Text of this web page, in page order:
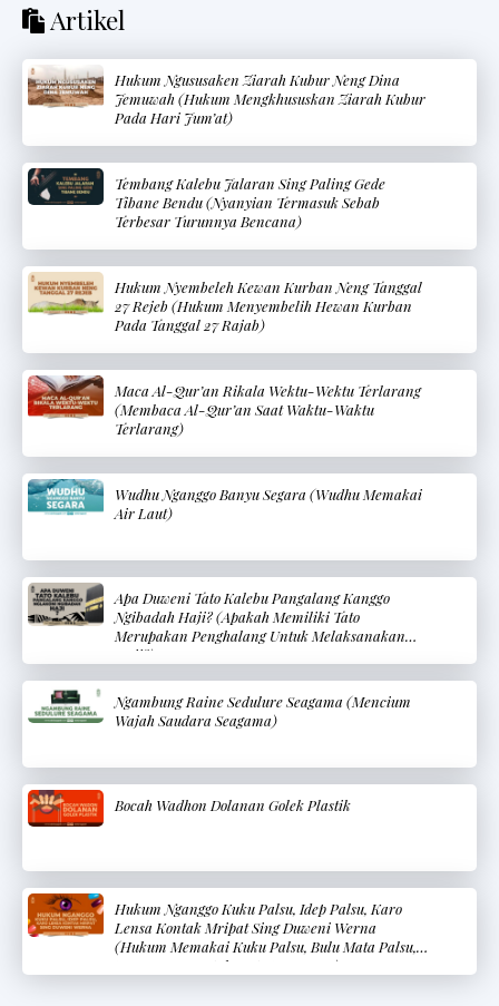
Artikel
Hukum Ngususaken Ziarah Kubur Neng Dina
Jemuwah (Hukum Mengkhususkan Ziarah Kubur
Pada Hari Jum’at)
Tembang Kalebu Jalaran Sing Paling Gede
Tibane Bendu (Nyanyian Termasuk Sebab
Terbesar Turunnya Bencana)
Hukum Nyembeleh Kewan Kurban Neng Tanggal
27 Rejeb (Hukum Menyembelih Hewan Kurban
Pada Tanggal 27 Rajab)
Maca Al-Qur’an Rikala Wektu-Wektu Terlarang
(Membaca Al-Qur’an Saat Waktu-Waktu
Terlarang)
Wudhu Nganggo Banyu Segara (Wudhu Memakai
Air Laut)
Apa Duweni Tato Kalebu Pangalang Kanggo
Ngibadah Haji? (Apakah Memiliki Tato
Merupakan Penghalang Untuk Melaksanakan
Haji?)
Ngambung Raine Sedulure Seagama (Mencium
Wajah Saudara Seagama)
Bocah Wadhon Dolanan Golek Plastik
Hukum Nganggo Kuku Palsu, Idep Palsu, Karo
Lensa Kontak Mripat Sing Duweni Werna
(Hukum Memakai Kuku Palsu, Bulu Mata Palsu,
Dan Lensa Kontak Mata Berwarna)